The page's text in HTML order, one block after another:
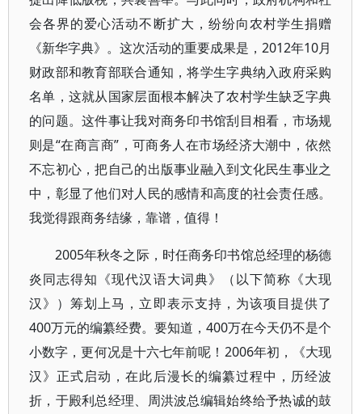
会各界的爱心活动不断扩大，纷纷向农村学生捐赠
《新华字典》。这次活动的重要成果是，2012年10月
财政部和教育部联合通知，将学生字典纳入政府采购
名单，这就从国家层面根本解决了农村学生缺乏字典
的问题。这件事让我对商务印书馆刮目相看，市场规
则是“在商言商”，可商务人在市场经济大潮中，依然
不忘初心，把自己的出版事业融入到文化民生事业之
中，彰显了他们对人民的感情和高度的社会责任感。
我觉得跟商务结缘，靠谱，值得！
2005年秋冬之际，时任商务印书馆总经理的杨德
炎同志得知《现代汉语大词典》（以下简称《大现
汉》）筹划上马，立即表示支持，为该项目提供了
400万元的编纂经费。要知道，400万在今天仍不是个
小数字，更何况是十六七年前呢！2006年初，《大现
汉》正式启动，在此后漫长的编纂过程中，历经波
折，于殿利总经理、周洪波总编辑始终给予热诚的鼓